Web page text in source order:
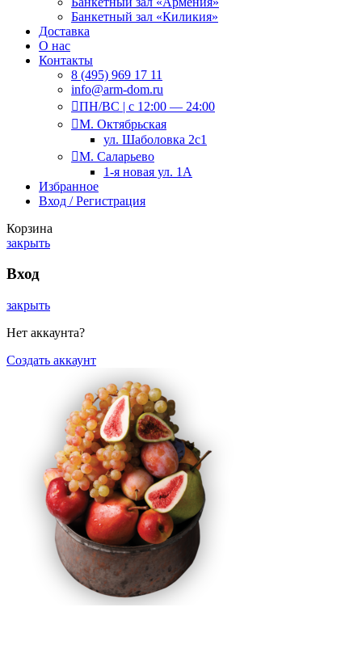
Банкетный зал «Киликия»
Доставка
О нас
Контакты
8 (495) 969 17 11
info@arm-dom.ru
ПН/ВС | c 12:00 — 24:00
М. Октябрьская
ул. Шаболовка 2с1
М. Саларьево
1-я новая ул. 1А
Избранное
Вход / Регистрация
Корзина
закрыть
Вход
закрыть
Нет аккаунта?
Создать аккаунт